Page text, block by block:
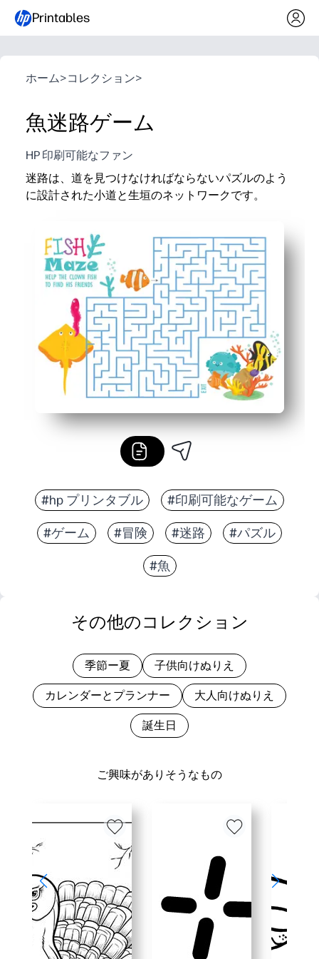
Printables
ホーム>コレクション>
魚迷路ゲーム
HP 印刷可能なファン
迷路は、道を見つけなければならないパズルのよう
に設計された小道と生垣のネットワークです。
#hp プリンタブル #印刷可能なゲーム
#ゲーム #冒険 #迷路 #パズル
#魚
ご興味がありそうなもの
その他のコレクション
季節ー夏 子供向けぬりえ
カレンダーとプランナー 大人向けぬりえ
誕生日